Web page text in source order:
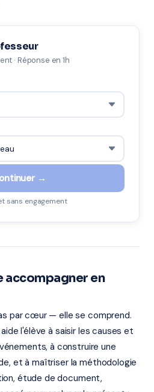
· Réponse en 1h
→
sans engagement
accompagner en
par cœur — elle se comprend.
l'élève à saisir les causes et
à construire une
et à maîtriser la méthodologie
étude de document,